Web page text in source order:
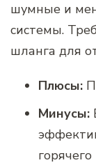
шумные и
системы.
шланга для
Плюсы:
Минусы: